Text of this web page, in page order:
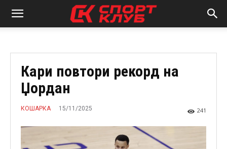
Кари повтори рекорд на
Џордан
КОШАРКА 15/11/2025 241